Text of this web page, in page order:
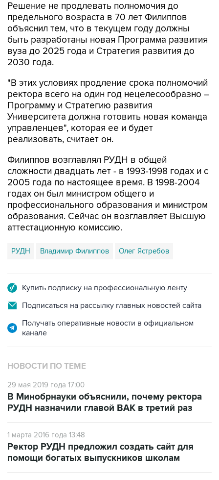
Решение не продлевать полномочия до
предельного возраста в 70 лет Филиппов
объяснил тем, что в текущем году должны
быть разработаны новая Программа развития
вуза до 2025 года и Стратегия развития до
2030 года.
"В этих условиях продление срока полномочий
ректора всего на один год нецелесообразно –
Программу и Стратегию развития
Университета должна готовить новая команда
управленцев", которая ее и будет
реализовать, считает он.
Филиппов возглавлял РУДН в общей
сложности двадцать лет - в 1993-1998 годах и с
2005 года по настоящее время. В 1998-2004
годах он был министром общего и
профессионального образования и министром
образования. Сейчас он возглавляет Высшую
аттестационную комиссию.
РУДН Владимир Филиппов Олег Ястребов
Купить подписку на профессиональную ленту
Подписаться на рассылку главных новостей сайта
Получать оперативные новости в официальном
канале
НОВОСТИ ПО ТЕМЕ
29 мая 2019 года 17:00
В Минобрнауки объяснили, почему ректора
РУДН назначили главой ВАК в третий раз
1 марта 2016 года 13:48
Ректор РУДН предложил создать сайт для
помощи богатых выпускников школам